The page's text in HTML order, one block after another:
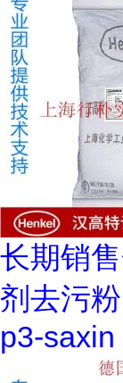
长期销
剂去污
p3-saxin